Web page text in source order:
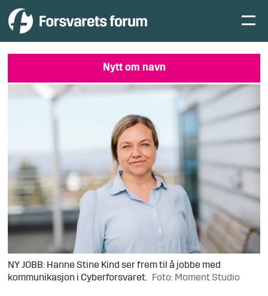
Nytt om navn
NY JOBB: Hanne Stine Kind ser frem til å jobbe med
kommunikasjon i Cyberforsvaret.
Foto: Moment Studio